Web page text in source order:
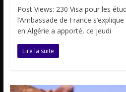
Post Views: 230 Visa pour les
l’Ambassade de France
en Algérie a apporté, ce jeudi
Lire la suite